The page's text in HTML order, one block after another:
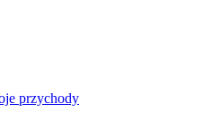
przychody